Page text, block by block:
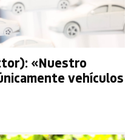
«Nuestro
vehículos